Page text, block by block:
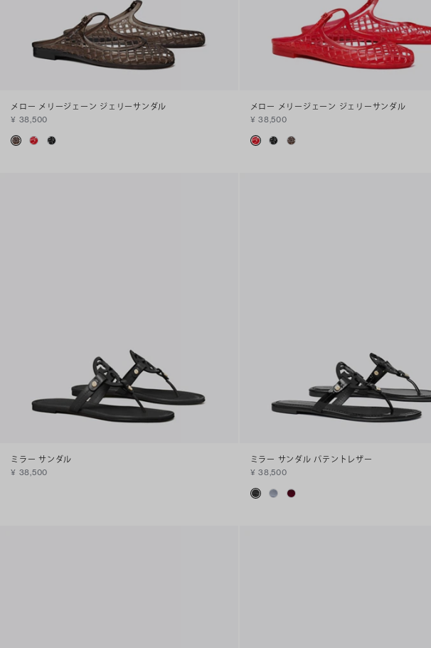
メロー メリージェーン ジェリーサンダル
¥ 38,500
メロー メリージェーン ジェリーサンダル
¥ 38,500
ミラー サンダル
¥ 38,500
ミラー サンダル パテントレザー
¥ 38,500